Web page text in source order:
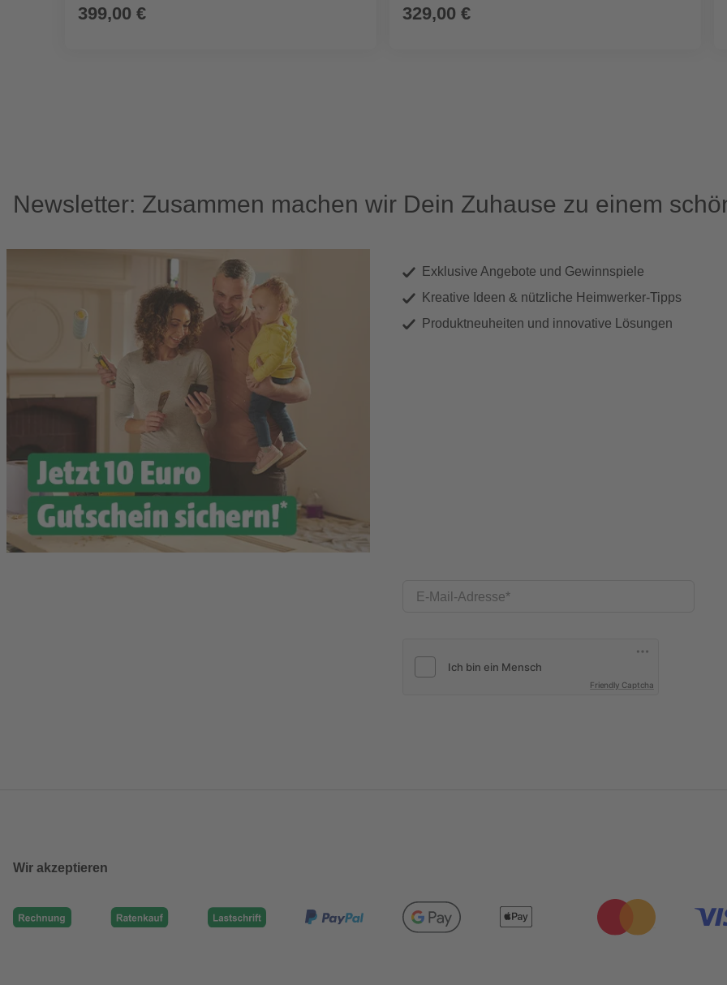
399,00 € 329,00 €
Newsletter: Zusammen machen wir Dein Zuhause zu einem
Exklusive Angebote und Gewinnspiele
Kreative Ideen & nützliche Heimwerker-Tipps
Produktneuheiten und innovative Lösungen
E-Mail-Adresse
Friendly Captcha
Wir akzeptieren